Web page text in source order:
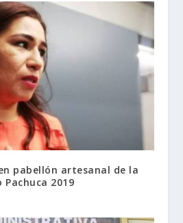
pabellón artesanal de la
Pachuca 2019